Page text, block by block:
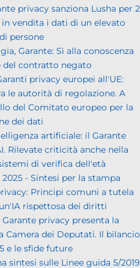
privacy sanziona Lusha per 2
vendita i dati di un elevato
persone
Garante: Sì alla conoscenza
del contratto negato
privacy europei all'UE:
le autorità di regolazione. A
del Comitato europeo per la
dei dati
artificiale: il Garante
Rilevate criticità anche nella
di verifica dell'età
2025 - Sintesi per la stampa
Principi comuni a tutela
rispettosa dei diritti
Garante privacy presenta la
Camera dei Deputati. Il bilancio
e le sfide future
sintesi sulle Linee guida 5/2019